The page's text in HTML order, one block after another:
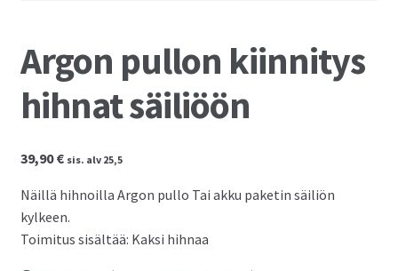
Argon pullon kiinnitys
hihnat säiliöön
39,90€ sis. alv 25,5
Näillä hihnoilla Argon pullo Tai akku paketin säiliön
kylkeen.
Toimitus sisältää: Kaksi hihnaa